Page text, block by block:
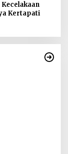
Kertapati
di Sekitar
Abang